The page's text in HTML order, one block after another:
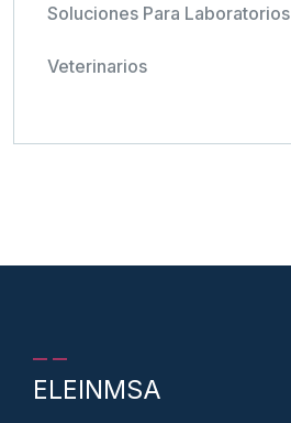
Soluciones Para Laboratorios
Veterinarios
ELEINMSA